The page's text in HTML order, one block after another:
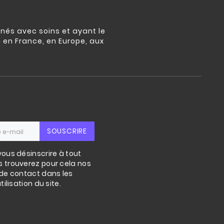
avec soins et ayant le
France, en Europe, aux
SOUSCRIRE
désinscrire à tout
trouverez pour cela nos
contact dans les
du site.